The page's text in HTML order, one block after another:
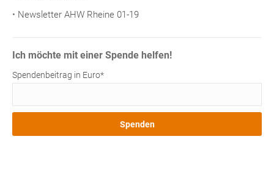
Newsletter AHW Rheine 01-19
Ich möchte mit einer Spende helfen!
Spendenbeitrag in Euro*